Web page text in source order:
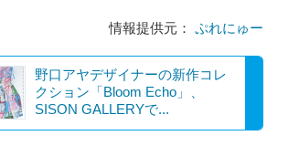
情報提供元： ぷれにゅー
野口アヤデザイナーの新作コレ
クション「Bloom Echo」、
SISON GALLERYで...